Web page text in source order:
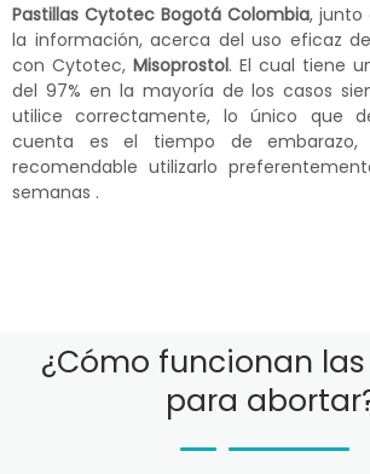
Pastillas Cytotec Bogotá Colombia, junto
la información, acerca del uso eficaz
con Cytotec, Misoprostol. El cual tiene
del 97% en la mayoría de los casos
utilice correctamente, lo único que
cuenta es el tiempo de
recomendable utilizarlo
semanas .
¿Cómo funcionan
para